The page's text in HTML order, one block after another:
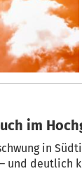
im
in
und deutlich